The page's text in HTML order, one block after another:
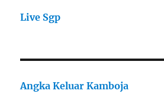
Live Sgp
Angka Keluar Kamboja